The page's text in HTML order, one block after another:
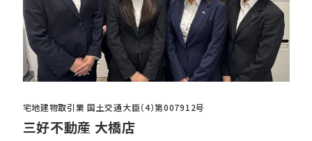
宅地建物取引業 国土交通大臣（4）第007912号
三好不動産 大橋店